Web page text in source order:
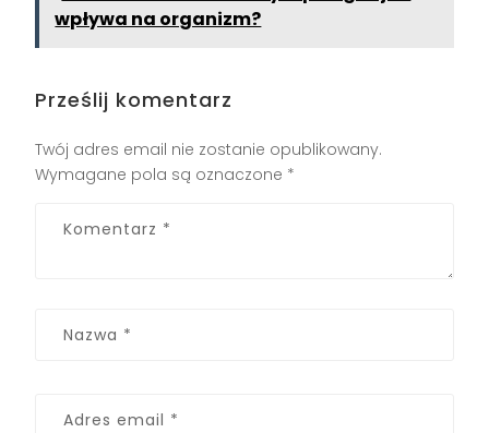
wpływa na organizm?
Prześlij komentarz
Twój adres email nie zostanie opublikowany.
Wymagane pola są oznaczone *